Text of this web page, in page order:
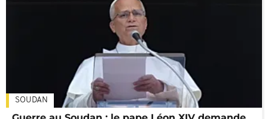
SOUDAN